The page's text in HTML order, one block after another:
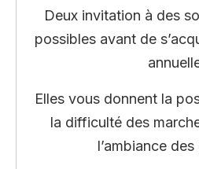
Deux invitation à des
possibles avant de
Elles vous donnent la
la difficulté des
l’ambiance